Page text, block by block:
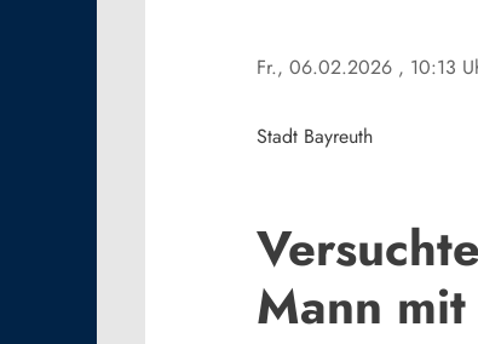
Fr., 06.02.2026 , 10:13
Stadt Bayreuth
Mann